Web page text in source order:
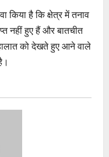
किया है कि क्षेत्र में तनाव
नहीं हुए हैं और बातचीत
को देखते हुए आने वाले